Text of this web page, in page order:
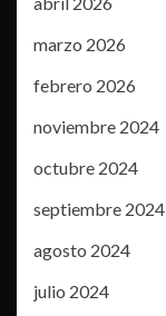
marzo 2026
febrero 2026
noviembre 2024
octubre 2024
septiembre 2024
agosto 2024
julio 2024